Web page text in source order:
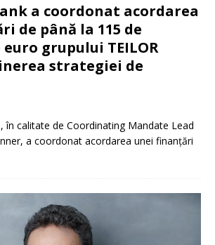
a coordonat acordarea
de până la 115 de
grupului TEILOR
strategiei de
în calitate de Coordinating Mandate Lead
a coordonat acordarea unei finanțări